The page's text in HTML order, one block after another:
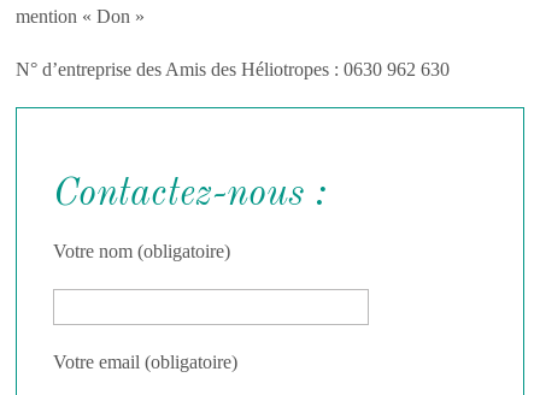
mention « Don »
N° d’entreprise des Amis des Héliotropes : 0630 962 630
Contactez-nous :
Votre nom (obligatoire)
Votre email (obligatoire)